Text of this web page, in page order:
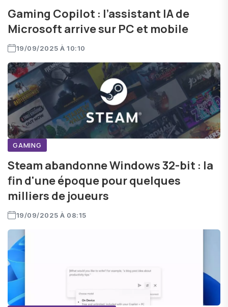
Gaming Copilot : l’assistant IA de
Microsoft arrive sur PC et mobile
19/09/2025 À 10:10
GAMING
Steam abandonne Windows 32-bit : la
fin d'une époque pour quelques
milliers de joueurs
19/09/2025 À 08:15